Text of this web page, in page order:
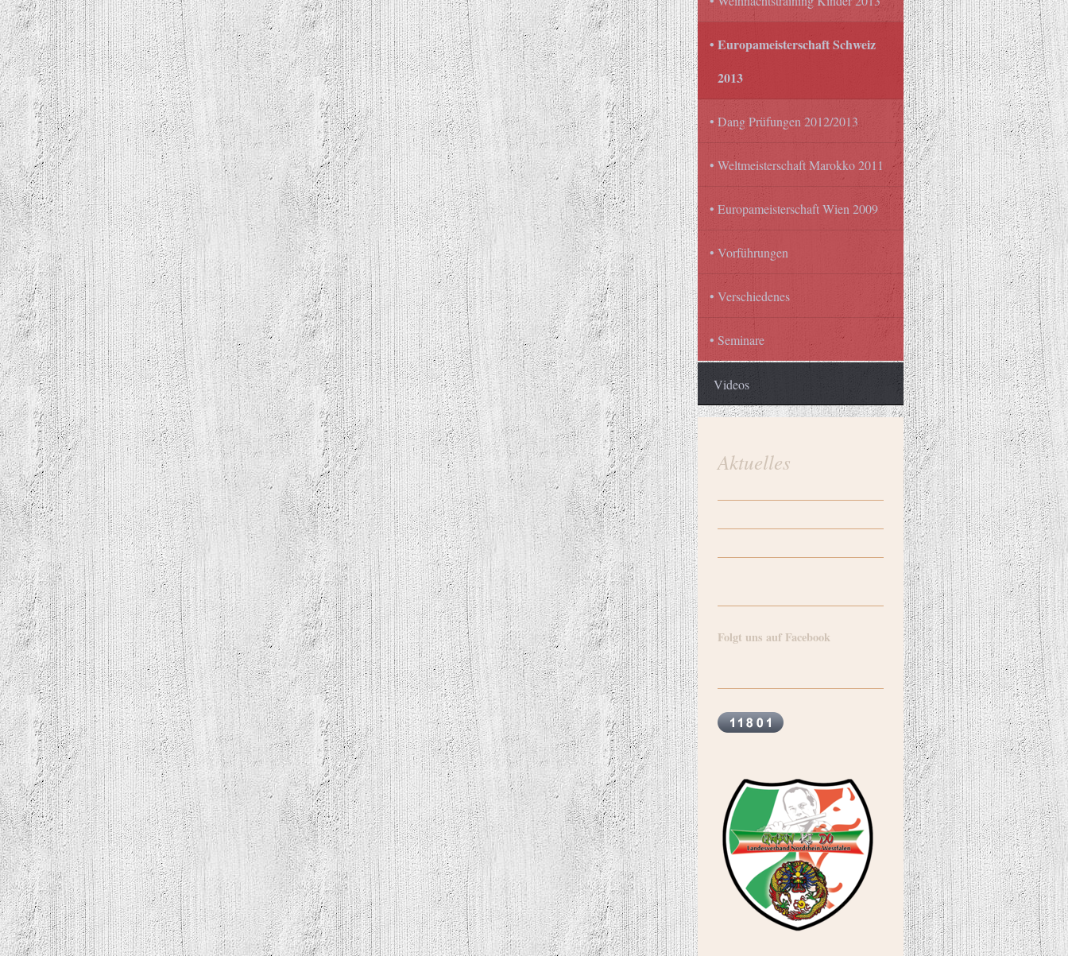
Europameisterschaft Schweiz
2013
Dang Prüfungen 2012/2013
Weltmeisterschaft Marokko 2011
Europameisterschaft Wien 2009
Vorführungen
Verschiedenes
Seminare
Videos
Aktuelles
Folgt uns auf Facebook